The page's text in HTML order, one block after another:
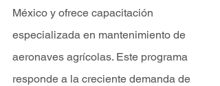
México y ofrece capacitación
especializada en mantenimiento de
aeronaves agrícolas. Este programa
responde a la creciente demanda de